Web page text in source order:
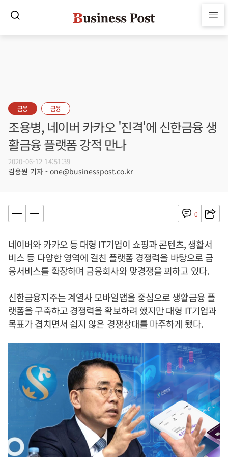
금융 금융
조용병, 네이버 카카오 '진격'에 신한금융 생
활금융 플랫폼 강적 만나
2020-06-12 14:51:39
김용원 기자 - one@businesspost.co.kr
0
네이버와 카카오 등 대형 IT기업이 쇼핑과 콘텐츠, 생활서
비스 등 다양한 영역에 걸친 플랫폼 경쟁력을 바탕으로 금
융서비스를 확장하며 금융회사와 맞경쟁을 꾀하고 있다.
신한금융지주는 계열사 모바일앱을 중심으로 생활금융 플
랫폼을 구축하고 경쟁력을 확보하려 했지만 대형 IT기업과
목표가 겹치면서 쉽지 않은 경쟁상대를 마주하게 됐다.